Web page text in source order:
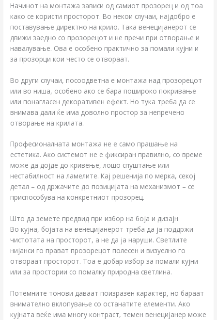
Начинот на монтажа зависи од самиот прозорец и од тоа
како се користи просторот. Во некои случаи, најдобро е
поставување директно на крило. Така венецијанерот се
движи заедно со прозорецот и не пречи при отворање и
навалување. Ова е особено практично за помали кујни и
за прозорци кои често се отвораат.
Во други случаи, посоодветна е монтажа над прозорецот
или во ниша, особено ако се бара пошироко покривање
или понагласен декоративен ефект. Но тука треба да се
внимава дали ќе има доволно простор за непречено
отворање на крилата.
Професионалната монтажа не е само прашање на
естетика. Ако системот не е фиксиран правилно, со време
може да дојде до кривење, лошо спуштање или
нестабилност на ламелите. Кај решенија по мерка, секој
детал – од држачите до позицијата на механизмот – се
приспособува на конкретниот прозорец.
Што да земете предвид при избор на боја и дизајн
Во кујна, бојата на венецијанерот треба да ја поддржи
чистотата на просторот, а не да ја наруши. Светлите
нијанси го прават прозорецот полесен и визуелно го
отвораат просторот. Тоа е добар избор за помали кујни
или за простории со помалку природна светлина.
Потемните тонови даваат поизразен карактер, но бараат
внимателно вклопување со останатите елементи. Ако
кујната веќе има многу контраст, темен венецијанер може